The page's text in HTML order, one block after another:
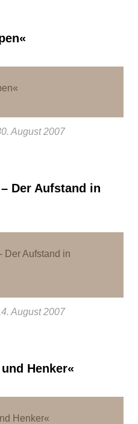
August 2007
Der Aufstand in
August 2007
Henker«